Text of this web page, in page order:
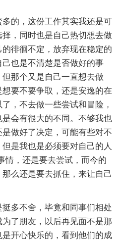
的，这份工作其实我还是可
，同时也是自己热切想去做
徘徊不定，放弃现在稳定的
也是不清楚是否做好的事
那个又是自己一直想去做
要不要争取，还是安逸的在
，不去做一些尝试和冒险，
会有很大的不同。不够我也
做好了决定，可能有些对不
是我也是必须要对自己的人
情，还是要去尝试，而今的
么还是要去抓住，来让自己
多不舍，毕竟和同事们相处
了朋友，以后再见面不是那
开心快乐的，看到他们的成